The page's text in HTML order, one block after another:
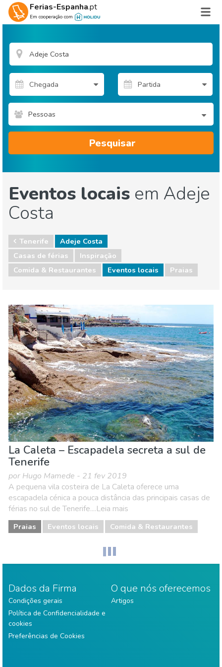
Ferias-Espanha.pt
Em cooperação com
Pessoas
Pesquisar
Eventos locais em Adeje
Costa
Tenerife
Adeje Costa
Casas de férias
Inspiração
Comida & Restaurantes
Eventos locais Praias
Comida & Restaurantes
Eventos locais
La Caleta – Escapadela secreta a sul de
Tenerife
por Hugo Mamede - 21 fev 2019
A pequena vila costeira de La Caleta oferece uma
escapadela cénica a pouca distância das principais casas de
férias no sul de Tenerife....Leia mais
Praias Eventos locais Comida & Restaurantes
Dados da Firma
Condições gerais
Política de Confidencialidade e
cookies
Preferências de Cookies
O que nós oferecemos
Artigos